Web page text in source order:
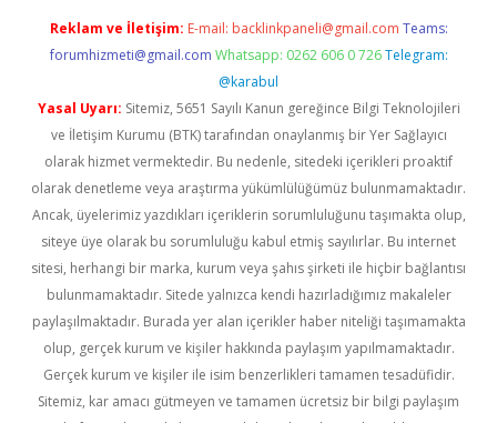
Reklam ve İletişim: E-mail: backlinkpaneli@gmail.com Teams:
forumhizmeti@gmail.com Whatsapp: 0262 606 0 726 Telegram:
@karabul
Yasal Uyarı: Sitemiz, 5651 Sayılı Kanun gereğince Bilgi Teknolojileri
ve İletişim Kurumu (BTK) tarafından onaylanmış bir Yer Sağlayıcı
olarak hizmet vermektedir. Bu nedenle, sitedeki içerikleri proaktif
olarak denetleme veya araştırma yükümlülüğümüz bulunmamaktadır.
Ancak, üyelerimiz yazdıkları içeriklerin sorumluluğunu taşımakta olup,
siteye üye olarak bu sorumluluğu kabul etmiş sayılırlar. Bu internet
sitesi, herhangi bir marka, kurum veya şahıs şirketi ile hiçbir bağlantısı
bulunmamaktadır. Sitede yalnızca kendi hazırladığımız makaleler
paylaşılmaktadır. Burada yer alan içerikler haber niteliği taşımamakta
olup, gerçek kurum ve kişiler hakkında paylaşım yapılmamaktadır.
Gerçek kurum ve kişiler ile isim benzerlikleri tamamen tesadüfidir.
Sitemiz, kar amacı gütmeyen ve tamamen ücretsiz bir bilgi paylaşım